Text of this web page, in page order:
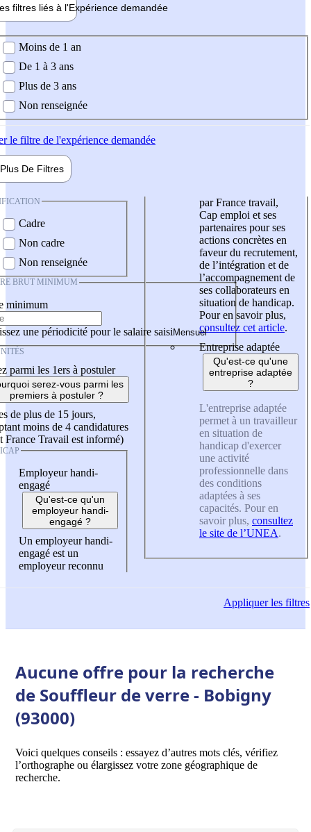
filtres liés à l'Expérience demandée
demandée
Moins de 1 an
De 1 à 3 ans
Plus de 3 ans
Non renseignée
le filtre de l'expérience demandée
Plus De Filtres
Cadre
Non cadre
Non renseignée
BRUT MINIMUM
minimum
une périodicité pour le salaire saisi
parmi les 1ers à postuler
serez-vous parmi les
premiers à postuler ?
de plus de 15 jours,
moins de 4 candidatures
France Travail est informé)
Employeur handi-
engagé
Qu'est-ce qu'un
employeur handi-
engagé ?
Un employeur handi-
engagé est un
employeur reconnu
par France travail,
Cap emploi et ses
partenaires pour ses
actions concrètes en
faveur du recrutement,
de l’intégration et de
l’accompagnement de
ses collaborateurs en
situation de handicap.
Pour en savoir plus,
consultez cet article.
Entreprise adaptée
Qu'est-ce qu'une
entreprise adaptée
?
L'entreprise adaptée
permet à un travailleur
en situation de
handicap d'exercer
une activité
professionnelle dans
des conditions
adaptées à ses
capacités. Pour en
savoir plus, consultez
le site de l’UNEA.
Appliquerles filtres
Aucune offre pour la recherche
de Souffleur de verre - Bobigny
(93000)
Voici quelques conseils : essayez d’autres mots clés, vérifiez
l’orthographe ou élargissez votre zone géographique de
recherche.